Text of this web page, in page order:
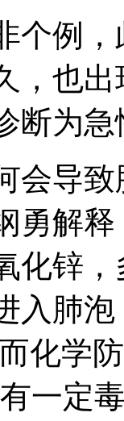
例，
，也
断为
导致
勇解
化锌
入肺
化学
一定